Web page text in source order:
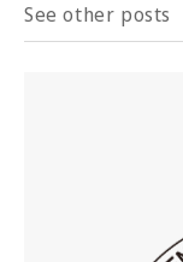
See other posts